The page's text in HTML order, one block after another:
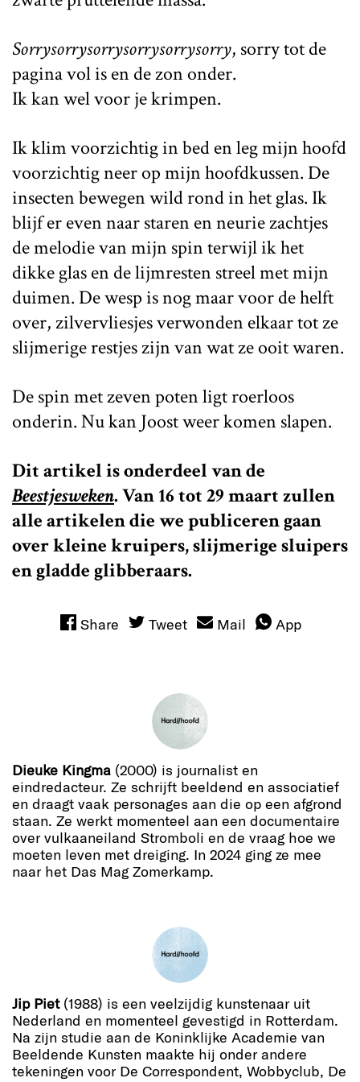
Sorrysorrysorrysorrysorrysorry, sorry tot de
pagina vol is en de zon onder.
Ik kan wel voor je krimpen.
Ik klim voorzichtig in bed en leg mijn hoofd
voorzichtig neer op mijn hoofdkussen. De
insecten bewegen wild rond in het glas. Ik
blijf er even naar staren en neurie zachtjes
de melodie van mijn spin terwijl ik het
dikke glas en de lijmresten streel met mijn
duimen. De wesp is nog maar voor de helft
over, zilvervliesjes verwonden elkaar tot ze
slijmerige restjes zijn van wat ze ooit waren.
De spin met zeven poten ligt roerloos
onderin. Nu kan Joost weer komen slapen.
Dit artikel is onderdeel van de
Beestjesweken. Van 16 tot 29 maart zullen
alle artikelen die we publiceren gaan
over kleine kruipers, slijmerige sluipers
en gladde glibberaars.
Share Tweet Mail App
Dieuke Kingma (2000) is journalist en
eindredacteur. Ze schrijft beeldend en associatief
en draagt vaak personages aan die op een afgrond
staan. Ze werkt momenteel aan een documentaire
over vulkaaneiland Stromboli en de vraag hoe we
moeten leven met dreiging. In 2024 ging ze mee
naar het Das Mag Zomerkamp.
Jip Piet(1988) is een veelzijdig kunstenaar uit
Nederland en momenteel gevestigd in Rotterdam.
Na zijn studie aan de Koninklijke Academie van
Beeldende Kunsten maakte hij onder andere
tekeningen voor De Correspondent, Wobbyclub, De